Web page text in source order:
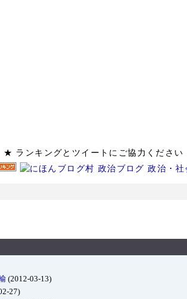
★ ランキングとツイートにご協力
(2012-03-13)
27)